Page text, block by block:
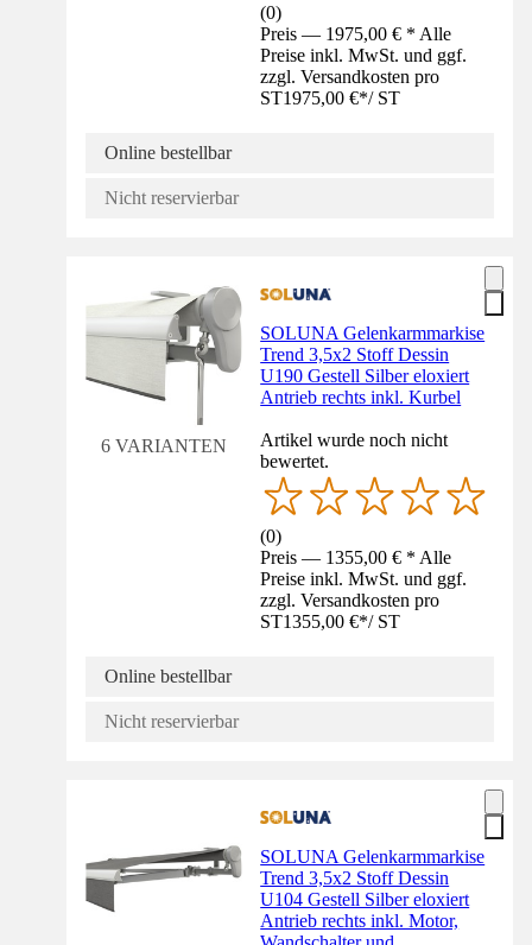
(0)
Preis — 1975,00 € * Alle
Preise inkl. MwSt. und ggf.
zzgl. Versandkosten pro
ST1975,00 €*/ ST
Online bestellbar
Nicht reservierbar
6 VARIANTEN
SOLUNA Gelenkarmmarkise
Trend 3,5x2 Stoff Dessin
U190 Gestell Silber eloxiert
Antrieb rechts inkl. Kurbel
Artikel wurde noch nicht
bewertet.
(0)
Preis — 1355,00 € * Alle
Preise inkl. MwSt. und ggf.
zzgl. Versandkosten pro
ST1355,00 €*/ ST
Online bestellbar
Nicht reservierbar
SOLUNA Gelenkarmmarkise
Trend 3,5x2 Stoff Dessin
U104 Gestell Silber eloxiert
Antrieb rechts inkl. Motor,